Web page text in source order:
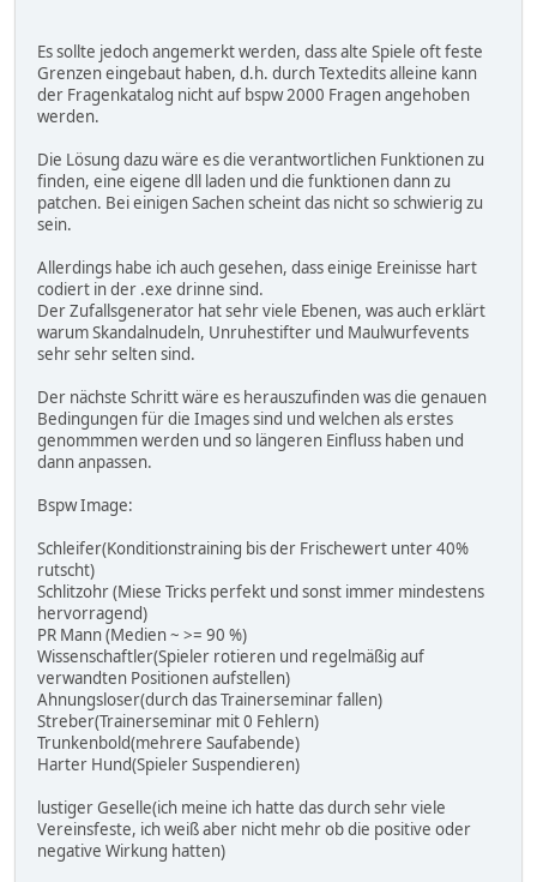
Es sollte jedoch angemerkt werden, dass alte Spiele oft feste
Grenzen eingebaut haben, d.h. durch Textedits alleine kann
der Fragenkatalog nicht auf bspw 2000 Fragen angehoben
werden.
Die Lösung dazu wäre es die verantwortlichen Funktionen zu
finden, eine eigene dll laden und die funktionen dann zu
patchen. Bei einigen Sachen scheint das nicht so schwierig zu
sein.
Allerdings habe ich auch gesehen, dass einige Ereinisse hart
codiert in der .exe drinne sind.
Der Zufallsgenerator hat sehr viele Ebenen, was auch erklärt
warum Skandalnudeln, Unruhestifter und Maulwurfevents
sehr sehr selten sind.
Der nächste Schritt wäre es herauszufinden was die genauen
Bedingungen für die Images sind und welchen als erstes
genommmen werden und so längeren Einfluss haben und
dann anpassen.
Bspw Image:
Schleifer(Konditionstraining bis der Frischewert unter 40%
rutscht)
Schlitzohr (Miese Tricks perfekt und sonst immer mindestens
hervorragend)
PR Mann (Medien ~ >= 90 %)
Wissenschaftler(Spieler rotieren und regelmäßig auf
verwandten Positionen aufstellen)
Ahnungsloser(durch das Trainerseminar fallen)
Streber(Trainerseminar mit 0 Fehlern)
Trunkenbold(mehrere Saufabende)
Harter Hund(Spieler Suspendieren)
lustiger Geselle(ich meine ich hatte das durch sehr viele
Vereinsfeste, ich weiß aber nicht mehr ob die positive oder
negative Wirkung hatten)